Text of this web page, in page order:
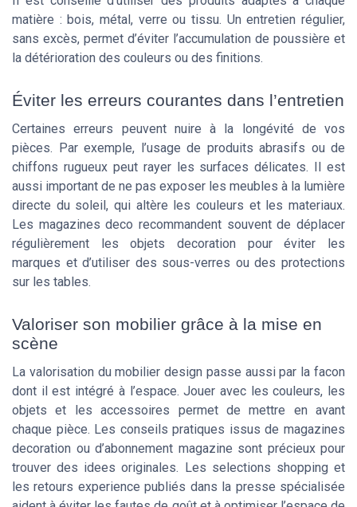
matière : bois, métal, verre ou tissu. Un entretien régulier,
sans excès, permet d’éviter l’accumulation de poussière et
la détérioration des couleurs ou des finitions.
Éviter les erreurs courantes dans l’entretien
Certaines erreurs peuvent nuire à la longévité de vos
pièces. Par exemple, l’usage de produits abrasifs ou de
chiffons rugueux peut rayer les surfaces délicates. Il est
aussi important de ne pas exposer les meubles à la lumière
directe du soleil, qui altère les couleurs et les materiaux.
Les magazines deco recommandent souvent de déplacer
régulièrement les objets decoration pour éviter les
marques et d’utiliser des sous-verres ou des protections
sur les tables.
Valoriser son mobilier grâce à la mise en
scène
La valorisation du mobilier design passe aussi par la facon
dont il est intégré à l’espace. Jouer avec les couleurs, les
objets et les accessoires permet de mettre en avant
chaque pièce. Les conseils pratiques issus de magazines
decoration ou d’abonnement magazine sont précieux pour
trouver des idees originales. Les selections shopping et
les retours experience publiés dans la presse spécialisée